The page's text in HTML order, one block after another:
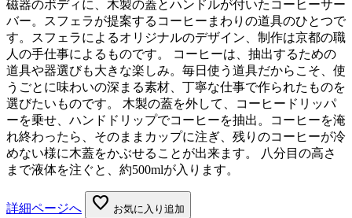
磁器のボディに、木製の蓋とハンドルが付いたコーヒーサー
バー。スフェラが提案するコーヒーまわりの道具のひとつで
す。スフェラによるオリジナルのデザイン、制作は京都の職
人の手仕事によるものです。 コーヒーは、抽出するための
道具や器選びも大きな楽しみ。毎日使う道具だからこそ、使
うごとに味わいの深まる素材、丁寧な仕事で作られたものを
選びたいものです。 木製の蓋を外して、コーヒードリッパ
ーを乗せ、ハンドドリップでコーヒーを抽出。コーヒーを淹
れ終わったら、そのままカップに注ぎ、残りのコーヒーが冷
めない様に木蓋をかぶせることが出来ます。 八分目の高さ
まで液体を注ぐと、約500mlが入ります。
詳細ページへ favorite お気に入り追加